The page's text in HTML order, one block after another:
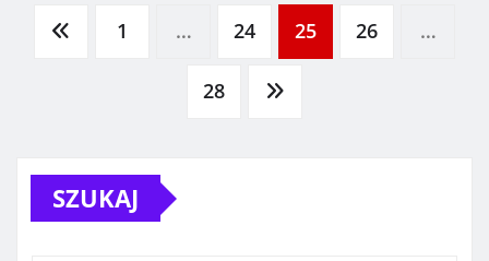
Stronicowanie
1 … 24 25 26 …
28
SZUKAJ